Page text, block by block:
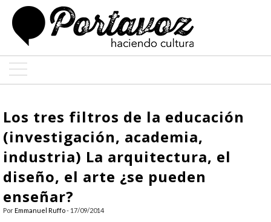
ARQUITECTURA
DISEÑO
ENTREVISTAS
COLABORADORES
Los tres filtros de la educación
(investigación, academia,
industria) La arquitectura, el
diseño, el arte ¿se pueden
enseñar?
PorEmmanuel Ruffo- 17/09/2014